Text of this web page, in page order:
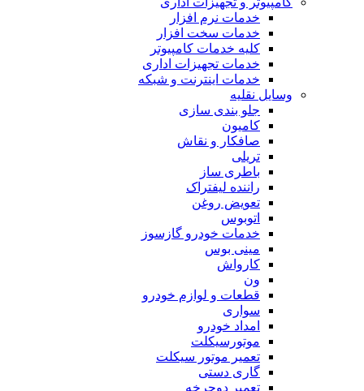
خدمات نرم افزار
خدمات سخت افزار
کلیه خدمات کامپیوتر
خدمات تجهیزات اداری
خدمات اینترنت و شبکه
وسایل نقلیه
جلو بندی سازی
کامیون
صافکار و نقاش
تریلی
باطری ساز
راننده لیفتراک
تعویض روغن
اتوبوس
خدمات خودرو گازسوز
مینی بوس
کارواش
ون
قطعات و لوازم خودرو
سواری
امداد خودرو
موتورسیکلت
تعمیر موتور سیکلت
گاری دستی
تعمیر دوچرخه